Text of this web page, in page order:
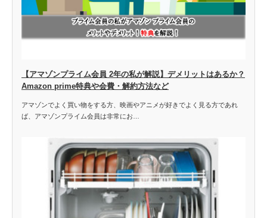
【アマゾンプライム会員 2年の私が解説】デメリットはあるか？
Amazon prime特典や会費・解約方法など
アマゾンでよく買い物をする方、映画やアニメが好きでよく見る方であれ
ば、アマゾンプライム会員は非常にお…